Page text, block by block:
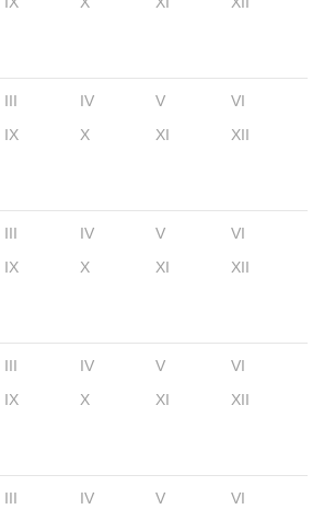
III IV V
VI
IX X XI XII
III IV V
VI
IX X XI XII
III IV V
VI
IX X XI XII
III IV V
VI